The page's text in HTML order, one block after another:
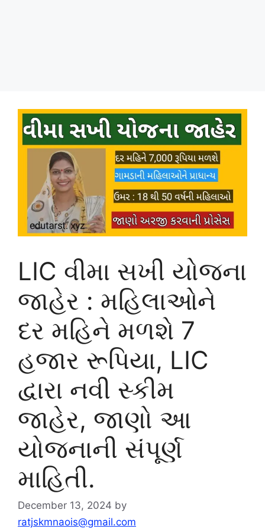
LIC વીમા સખી યોજના
જાહેર : મહિલાઓને
દર મહિને મળશે 7
હજાર રૂપિયા, LIC
દ્વારા નવી સ્કીમ
જાહેર, જાણો આ
યોજનાની સંપૂર્ણ
માહિતી.
December 13, 2024 by
ratjskmnaois@gmail.com